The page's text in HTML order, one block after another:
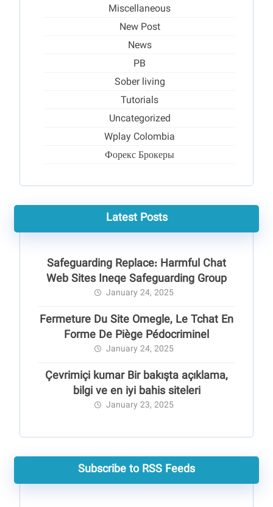
Miscellaneous
New Post
News
PB
Sober living
Tutorials
Uncategorized
Wplay Colombia
Форекс Брокеры
Latest Posts
Safeguarding Replace: Harmful Chat
Web Sites Ineqe Safeguarding Group
January 24, 2025
Fermeture Du Site Omegle, Le Tchat En
Forme De Piège Pédocriminel
January 24, 2025
Çevrimiçi kumar Bir bakışta açıklama,
bilgi ve en iyi bahis siteleri
January 23, 2025
Subscribe to RSS Feeds